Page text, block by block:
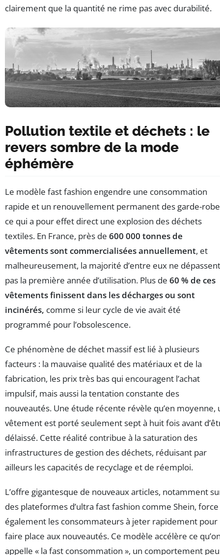
clairement que la quantité ne rime pas avec durabilité.
Pollution textile et déchets : le
revers sombre de la mode
éphémère
Le modèle fast fashion engendre une consommation
rapide et un renouvellement permanent des garde-
ce qui a pour effet direct une explosion des déchets
textiles. En France, près de 600 000 tonnes de
vêtements sont commercialisées annuellement, et
malheureusement, la majorité d’entre eux ne dépassent
pas la première année d’utilisation. Plus de 60 % de ces
vêtements finissent dans les décharges ou sont
incinérés, comme si leur cycle de vie avait été
programmé pour l’obsolescence.
Ce phénomène de déchet massif est lié à plusieurs
facteurs : la mauvaise qualité des matériaux et de la
fabrication, les prix très bas qui encouragent l’achat
impulsif, mais aussi la tentation constante des
nouveautés. Une étude récente révèle qu’en moyenne,
vêtement est porté seulement sept à huit fois avant
délaissé. Cette réalité contribue à la saturation des
infrastructures de gestion des déchets, réduisant par
ailleurs les capacités de recyclage et de réemploi.
L’offre gigantesque de nouveaux articles, notamment
des plateformes d’ultra fast fashion comme Shein, force
également les consommateurs à jeter rapidement pour
faire place aux nouveautés. Ce modèle accélère ce
appelle « la fast consommation », un comportement peu